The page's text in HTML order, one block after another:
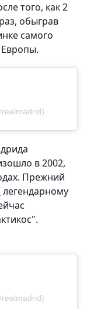
того, как 2
обыграв
самого
в 2002,
Прежний
легендарному